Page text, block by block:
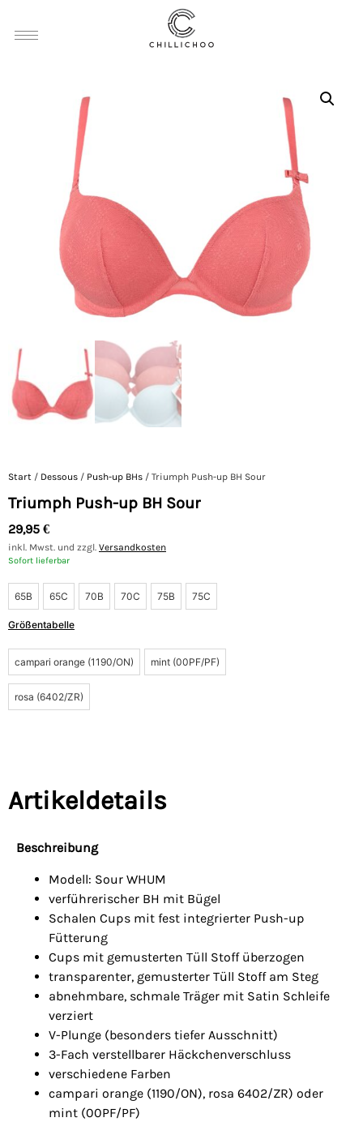
Start / Dessous / Push-up BHs / Triumph Push-up BH Sour
Triumph Push-up BH Sour
29,95 €
inkl. Mwst. und zzgl. Versandkosten
Sofort lieferbar
65B 65C 70B 70C 75B 75C
Größentabelle
campari orange (1190/ON) mint (00PF/PF)
rosa (6402/ZR)
Artikeldetails
Beschreibung
Modell: Sour WHUM
verführerischer BH mit Bügel
Schalen Cups mit fest integrierter Push-up
Fütterung
Cups mit gemusterten Tüll Stoff überzogen
transparenter, gemusterter Tüll Stoff am Steg
abnehmbare, schmale Träger mit Satin Schleife
verziert
V-Plunge (besonders tiefer Ausschnitt)
3-Fach verstellbarer Häckchenverschluss
verschiedene Farben
campari orange (1190/ON), rosa 6402/ZR) oder
mint (00PF/PF)